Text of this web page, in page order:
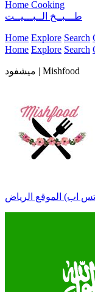
Home Cooking
طـــبــخ الــبـــيــت
Home Explore Search
Home Explore Search
ميشفود | Mishfood